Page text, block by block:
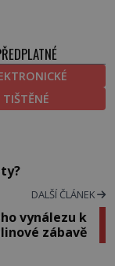
TIŠTĚNÉ
DALŠÍ ČLÁNEK
vynálezu k
zábavě